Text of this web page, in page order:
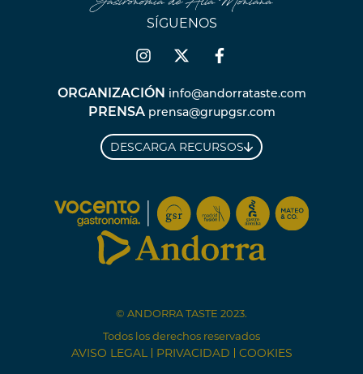
SÍGUENOS
ORGANIZACIÓN info@andorrataste.com
PRENSA prensa@grupgsr.com
DESCARGA RECURSOS
© ANDORRA TASTE 2023.
Todos los derechos reservados
AVISO LEGAL PRIVACIDAD COOKIES